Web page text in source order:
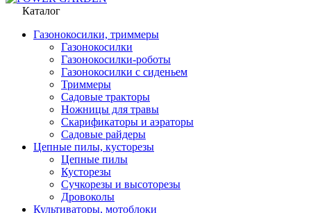
Каталог
Газонокосилки, триммеры
Газонокосилки
Газонокосилки-роботы
Газонокосилки с сиденьем
Триммеры
Садовые тракторы
Ножницы для травы
Скарификаторы и аэраторы
Садовые райдеры
Цепные пилы, кусторезы
Цепные пилы
Кусторезы
Сучкорезы и высоторезы
Дровоколы
Культиваторы, мотоблоки